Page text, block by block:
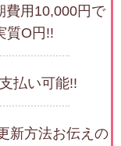
費用10,000円で
質O円!!
払い可能!!
新方法お伝えの